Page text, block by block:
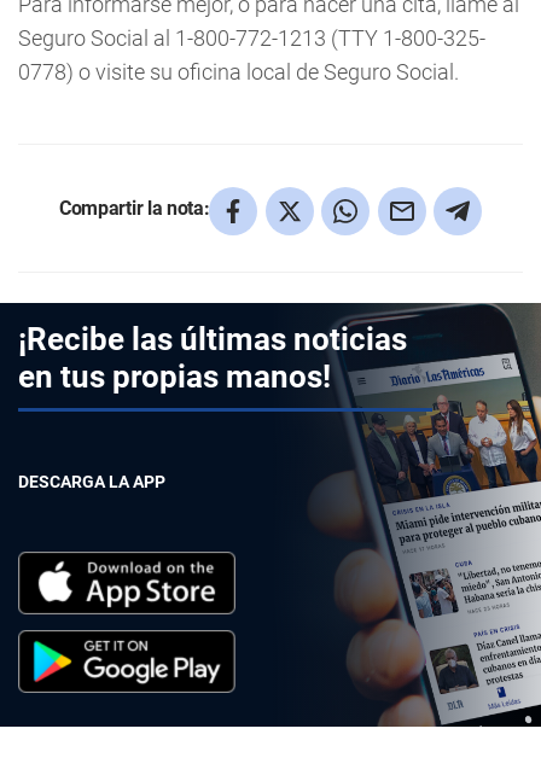
Seguro Social al 1-800-772-1213 (TTY 1-800-325-
0778) o visite su oficina local de Seguro Social.
Compartir la nota:
¡Recibe las últimas noticias
en tus propias manos!
DESCARGA LA APP